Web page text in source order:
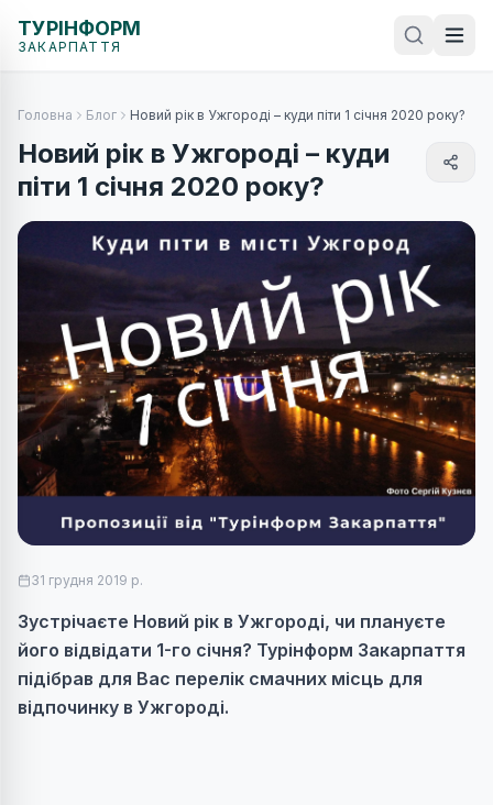
ТУРІНФОРМ
ЗАКАРПАТТЯ
Головна Блог Новий рік в Ужгороді – куди піти 1 січня 2020 року?
Новий рік в Ужгороді – куди
піти 1 січня 2020 року?
31 грудня 2019 р.
Зустрічаєте Новий рік в Ужгороді, чи плануєте
його відвідати 1-го січня? Турінформ Закарпаття
підібрав для Вас перелік смачних місць для
відпочинку в Ужгороді.